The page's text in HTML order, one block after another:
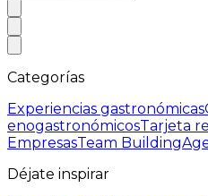
Categorías
Experiencias gastronómicas
enogastronómicosTarjeta
EmpresasTeam Building
Déjate inspirar